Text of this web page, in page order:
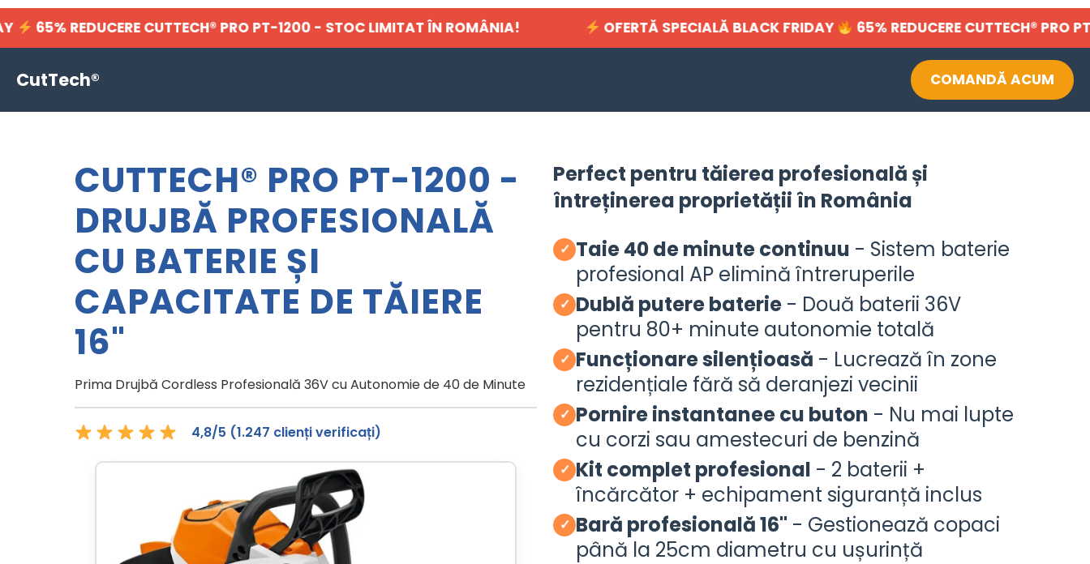
REDUCERE CUTTECH® PRO PT-1200 - STOC LIMITAT ÎN ROMÂNIA! OFERTĂ SPECIALĂ BLACK FRIDAY 65% REDUCERE CUTTECH® PRO PT-
CutTech® COMANDĂ ACUM
CUTTECH® PRO PT-1200 -
DRUJBĂ PROFESIONALĂ
CU BATERIE ȘI
CAPACITATE DE TĂIERE
16"
Prima Drujbă Cordless Profesională 36V cu Autonomie de 40 de Minute
4,8/5 (1.247 clienți verificați)
Perfect pentru tăierea profesională și
întreținerea proprietății în România
✓ Taie 40 de minute continuu - Sistem baterie
profesional AP elimină întreruperile
✓ Dublă putere baterie - Două baterii 36V
pentru 80+ minute autonomie totală
✓ Funcționare silențioasă - Lucrează în zone
rezidențiale fără să deranjezi vecinii
✓ Pornire instantanee cu buton - Nu mai lupte
cu corzi sau amestecuri de benzină
✓ Kit complet profesional - 2 baterii +
încărcător + echipament siguranță inclus
✓ Bară profesională 16" - Gestionează copaci
până la 25cm diametru cu ușurință